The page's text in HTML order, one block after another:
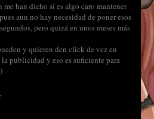
me han dicho sí es algo caro mantener
aun no hay necesidad de poner esos
pero quizá en unos meses más
y quieren den click de vez en
publicidad y eso es suficiente para